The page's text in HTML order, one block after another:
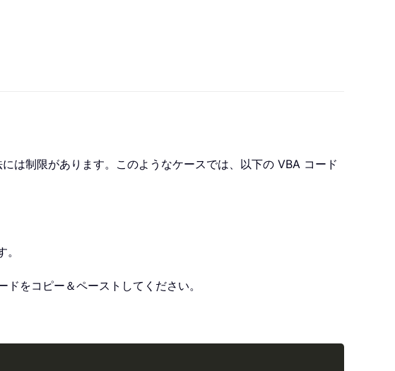
は制限があります。このようなケースでは、以下の VBA コード
ドをコピー＆ペーストしてください。